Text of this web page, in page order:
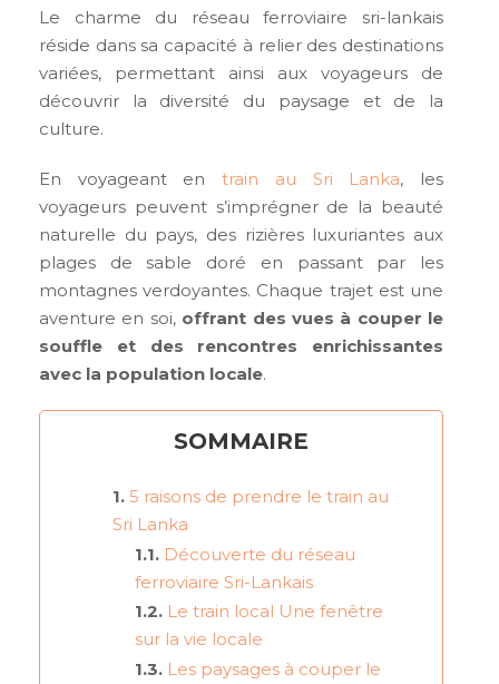
Le charme du réseau ferroviaire sri-lankais
réside dans sa capacité à relier des destinations
variées, permettant ainsi aux voyageurs de
découvrir la diversité du paysage et de la
culture.
En voyageant entrain au Sri Lanka, les
voyageurs peuvent s’imprégner de la beauté
naturelle du pays, des rizières luxuriantes aux
plages de sable doré en passant par les
montagnes verdoyantes. Chaque trajet est une
aventure en soi, offrant des vues à couper le
souffle et des rencontres enrichissantes
avec la population locale.
SOMMAIRE
5 raisons de prendre le train au
Sri Lanka
Découverte du réseau
ferroviaire Sri-Lankais
Le train local Une fenêtre
sur la vie locale
Les paysages à couper le